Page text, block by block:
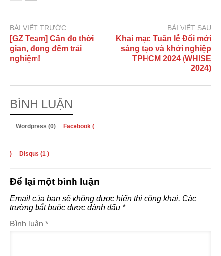
BÀI VIẾT TRƯỚC
[GZ Team] Cân đo thời
gian, đong đếm trải
nghiệm!
BÀI VIẾT SAU
Khai mạc Tuần lễ Đổi mới
sáng tạo và khởi nghiệp
TPHCM 2024 (WHISE
2024)
BÌNH LUẬN
Wordpress (0) Facebook (
) Disqus (1 )
Để lại một bình luận
Email của bạn sẽ không được hiển thị công khai. Các
trường bắt buộc được đánh dấu *
Bình luận *